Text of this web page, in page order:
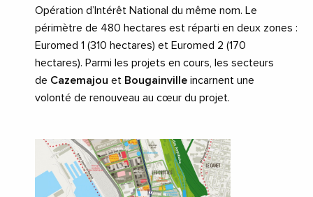
Opération d’Intérêt National du même nom. Le
périmètre de 480 hectares est réparti en deux zones :
Euromed 1 (310 hectares) et Euromed 2 (170
hectares). Parmi les projets en cours, les secteurs
de Cazemajou et Bougainville incarnent une
volonté de renouveau au cœur du projet.